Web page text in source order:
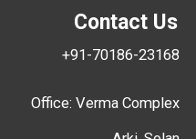
Contact Us
+91-70186-23168
Office: Verma Complex